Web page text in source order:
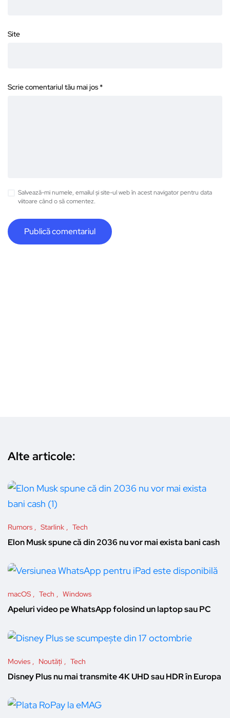
Site
Scrie comentariul tău mai jos *
Salvează-mi numele, emailul și site-ul web în acest navigator pentru data
viitoare când o să comentez.
Alte articole:
Rumors Starlink Tech
Elon Musk spune că din 2036 nu vor mai exista bani cash
macOS Tech Windows
Apeluri video pe WhatsApp folosind un laptop sau PC
Movies Noutăți Tech
Disney Plus nu mai transmite 4K UHD sau HDR în Europa